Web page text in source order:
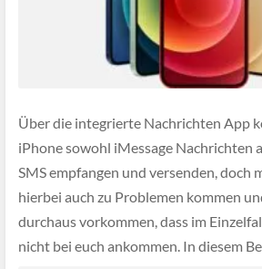
Über die integrierte Nachrichten App
iPhone sowohl iMessage Nachrichten
SMS empfangen und versenden, doch
hierbei auch zu Problemen kommen
durchaus vorkommen, dass im
nicht bei euch ankommen. In diesem